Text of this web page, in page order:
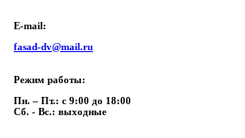
E-mail:
fasad-dv@mail.ru
Режим работы:
Пн. – Пт.: с 9:00 до 18:00
Сб. - Вс.: выходные